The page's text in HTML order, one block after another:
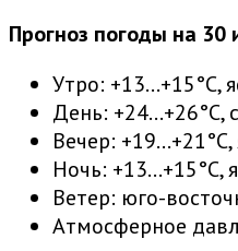
Прогноз погоды на 30
Утро: +13…+15°C,
День: +24…+26°C,
Вечер: +19…+21°C,
Ночь: +13…+15°C,
Ветер: юго-
Атмосферное